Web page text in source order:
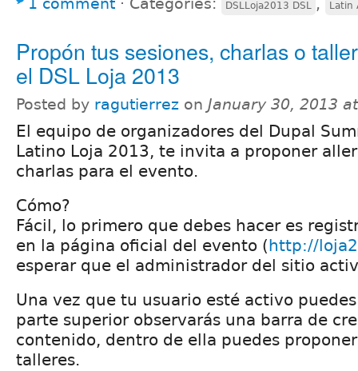
1 comment ⋅ Categories: DSLLoja2013 DSL , Latin
Propón tus sesiones, charlas o
el DSL Loja 2013
Posted by ragutierrez on January 30, 2013
El equipo de organizadores del Dupal
Latino Loja 2013, te invita a proponer
charlas para el evento.
Cómo?
Fácil, lo primero que debes hacer es
en la página oficial del evento (http://
esperar que el administrador del sitio
Una vez que tu usuario esté activo
parte superior observarás una barra de
contenido, dentro de ella puedes
talleres.